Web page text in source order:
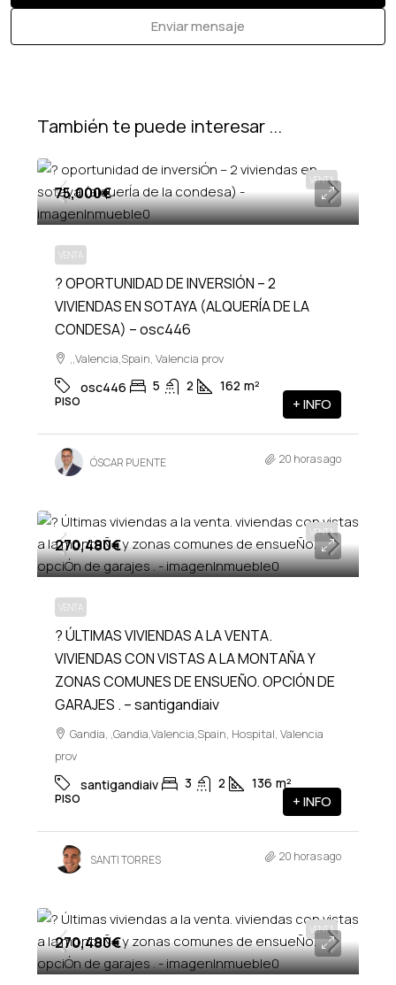
Enviar mensaje
También te puede interesar ...
VENTA
75,000€
VENTA
? OPORTUNIDAD DE INVERSIÓN – 2
VIVIENDAS EN SOTAYA (ALQUERÍA DE LA
CONDESA) – osc446
,,Valencia,Spain, Valencia prov
osc446 5 2 162 m²
PISO + INFO
ÓSCAR PUENTE 20 horas ago
VENTA
270,480€
VENTA
? ÚLTIMAS VIVIENDAS A LA VENTA.
VIVIENDAS CON VISTAS A LA MONTAÑA Y
ZONAS COMUNES DE ENSUEÑO. OPCIÓN DE
GARAJES . – santigandiaiv
Gandia, ,Gandia,Valencia,Spain, Hospital, Valencia
prov
santigandiaiv 3 2 136 m²
PISO + INFO
SANTI TORRES 20 horas ago
VENTA
270,480€